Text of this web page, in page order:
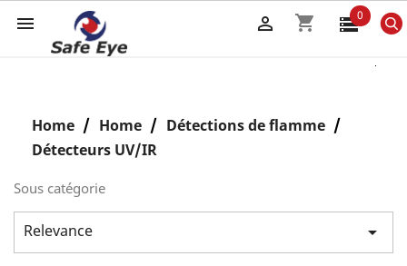
 0
shopping_cart

Home Home
Détections de flamme
Détecteurs UV/IR
Sous catégorie
Relevance 